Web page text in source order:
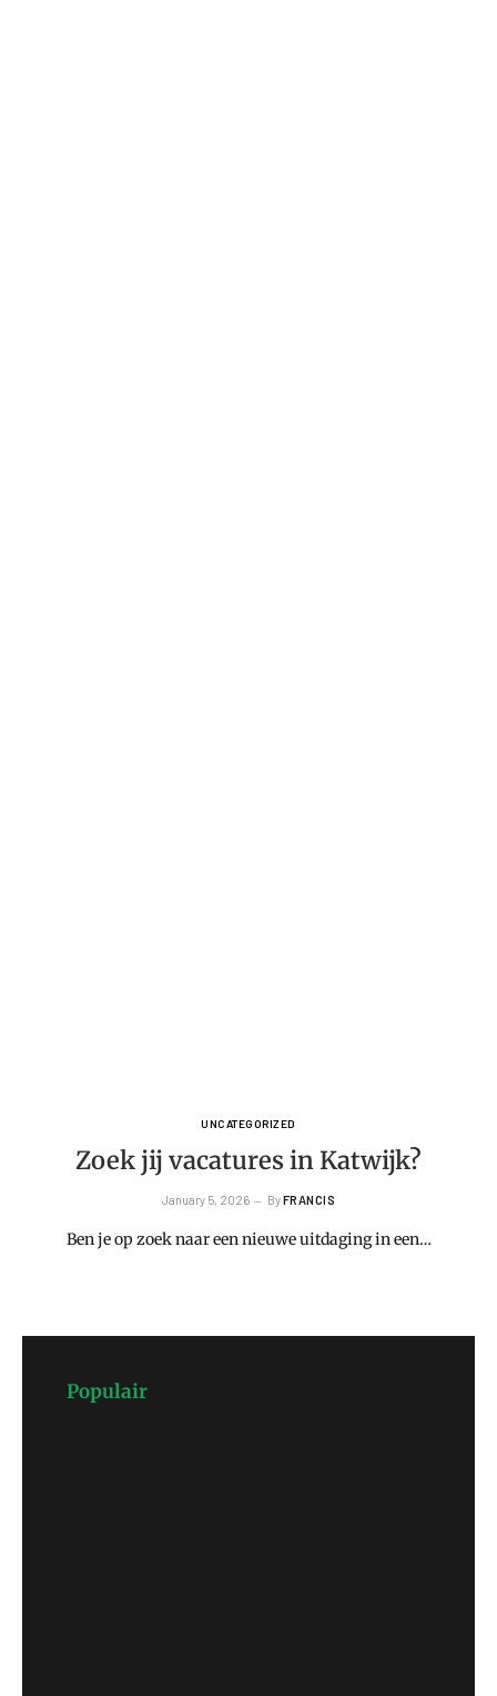
UNCATEGORIZED
Zoek jij vacatures in Katwijk?
January 5, 2026 ByFRANCIS
Ben je op zoek naar een nieuwe uitdaging in een…
Populair